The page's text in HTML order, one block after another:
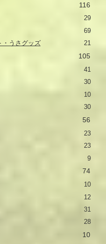
116
29
69
・うさグッズ
21
105
41
30
10
30
56
23
23
9
74
10
12
31
28
10